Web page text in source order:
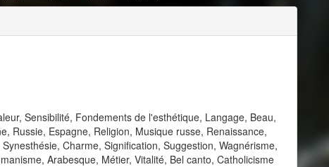
Sensibilité, Fondements de l'esthétique, Langage, Beau,
Russie, Espagne, Religion, Musique russe, Renaissance,
Charme, Signification, Suggestion, Wagnérisme,
Arabesque, Métier, Vitalité, Bel canto, Catholicisme